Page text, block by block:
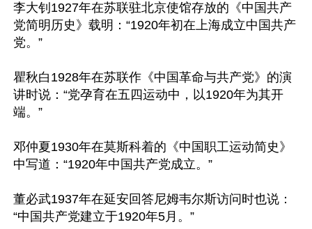
李大钊1927年在苏联驻北京使馆存放的《中国共产
党简明历史》载明：“1920年初在上海成立中国共产
党。”
瞿秋白1928年在苏联作《中国革命与共产党》的演
讲时说：“党孕育在五四运动中，以1920年为其开
端。”
邓仲夏1930年在莫斯科着的《中国职工运动简史》
中写道：“1920年中国共产党成立。”
董必武1937年在延安回答尼姆韦尔斯访问时也说：
“中国共产党建立于1920年5月。”